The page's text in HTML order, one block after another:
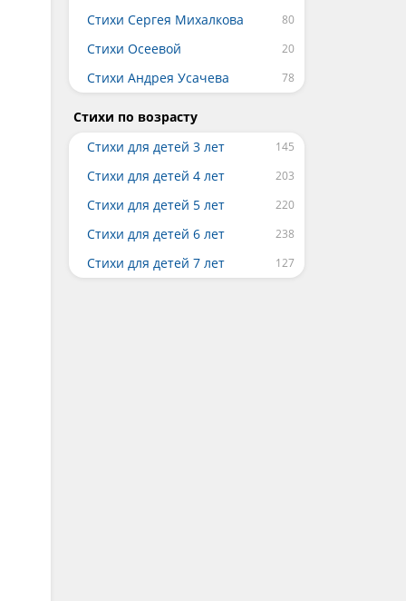
Стихи Сергея Михалкова
Стихи Осеевой
Стихи Андрея Усачева
Стихи по возрасту
Стихи для детей 3 лет
Стихи для детей 4 лет
Стихи для детей 5 лет
Стихи для детей 6 лет
Стихи для детей 7 лет